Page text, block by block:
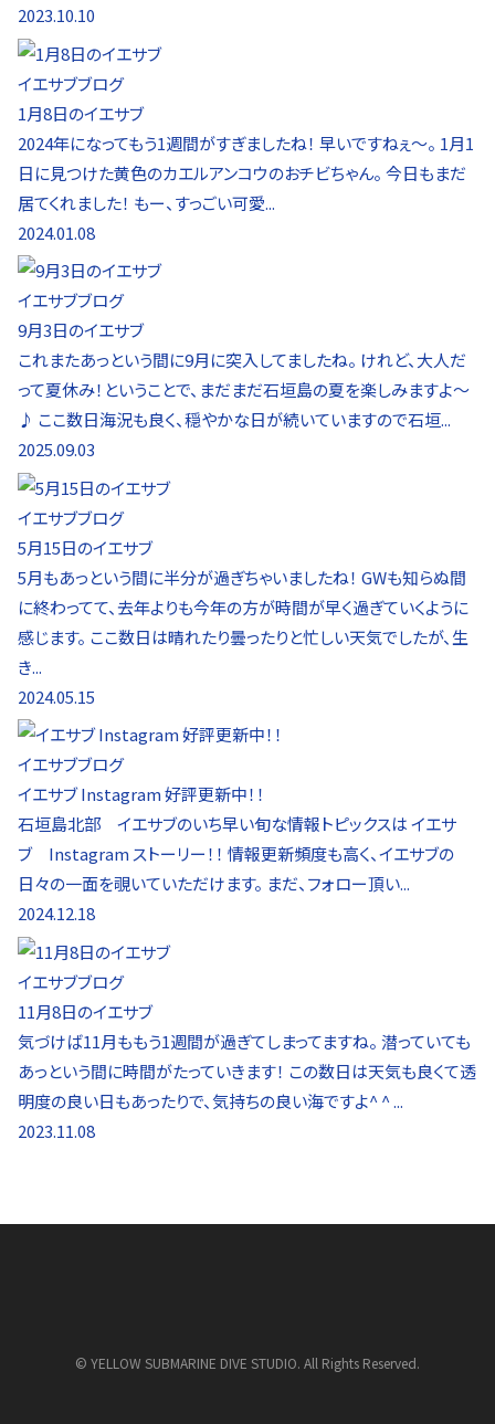
2023.10.10
イエサブブログ
1月8日のイエサブ
2024年になってもう1週間がすぎましたね！ 早いですねぇ〜。 1月1
日に見つけた黄色のカエルアンコウのおチビちゃん。 今日もまだ
居てくれました！ もー、すっごい可愛...
2024.01.08
イエサブブログ
9月3日のイエサブ
これまたあっという間に9月に突入してましたね。 けれど、大人だ
って夏休み！ということで、まだまだ石垣島の夏を楽しみますよ〜
♪ ここ数日海況も良く、穏やかな日が続いていますので石垣...
2025.09.03
イエサブブログ
5月15日のイエサブ
5月もあっという間に半分が過ぎちゃいましたね！ GWも知らぬ間
に終わってて、去年よりも今年の方が時間が早く過ぎていくように
感じます。 ここ数日は晴れたり曇ったりと忙しい天気でしたが、生
き...
2024.05.15
イエサブブログ
イエサブ Instagram 好評更新中！！
石垣島北部 イエサブのいち早い旬な情報トピックスは イエサ
ブ Instagram ストーリー！！ 情報更新頻度も高く、イエサブの
日々の一面を覗いていただけます。 まだ、フォロー頂い...
2024.12.18
イエサブブログ
11月8日のイエサブ
気づけば11月ももう1週間が過ぎてしまってますね。 潜っていても
あっという間に時間がたっていきます！ この数日は天気も良くて透
明度の良い日もあったりで、気持ちの良い海ですよ^ ^ ...
2023.11.08
© YELLOW SUBMARINE DIVE STUDIO. All Rights Reserved.